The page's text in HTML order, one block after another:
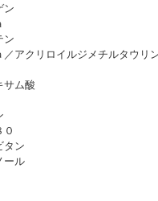
ン
ン
／アクリロイルジメチルタウリ
サム酸
０
タン
ール